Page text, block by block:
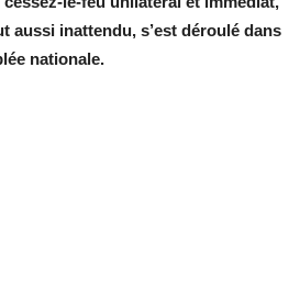
aussi inattendu, s’est déroulé dans
nationale.